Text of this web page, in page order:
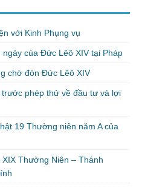
với Kinh Phụng vụ
của Đức Lêô XIV tại Pháp
chờ đón Đức Lêô XIV
phép thử về đầu tư và lợi
19 Thường niên năm A của
Thường Niên – Thánh